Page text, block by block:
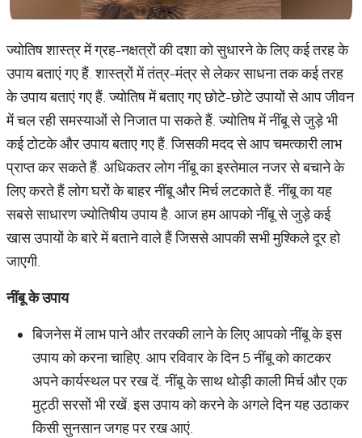
ज्योतिष शास्त्र में ग्रह-नक्षत्रों की दशा को सुधारने के लिए कई तरह के
उपाय बताएं गए हैं. शास्त्रों में तंत्र-मंत्र से लेकर साधना तक कई तरह
के उपाय बताएं गए हैं. ज्योतिष में बताए गए छोटे-छोटे उपायों से आप जीवन
में चल रही समस्याओं से निजात पा सकते हैं. ज्योतिष में नींबू से जुड़े भी
कई टोटके और उपाय बताए गए हैं. जिसकी मदद से आप चमत्कारी लाभ
प्राप्त कर सकते हैं. अधिकतर लोग नींबू का इस्तेमाल नजर से बचाने के
लिए करते हैं लोग घरों के बाहर नींबू और मिर्च लटकाते हैं. नींबू का यह
सबसे साधारण ज्योतिषीय उपाय है. आज हम आपको नींबू से जुड़े कई
खास उपायों के बारे में बताने वाले हैं जिससे आपकी सभी मुश्किले दूर हो
जाएगी.
नींबूकेउपाय
बिजनेस में लाभ पाने और तरक्की लाने के लिए आपको नींबू के इस
उपाय को करना चाहिए. आप रविवार के दिन 5 नींबू को काटकर
अपने कार्यस्थल पर रख दें. नींबू के साथ थोड़ी काली मिर्च और एक
मुट्ठी सरसों भी रखें. इस उपाय को करने के अगले दिन यह उठाकर
किसी सुनसान जगह पर रख आएं.